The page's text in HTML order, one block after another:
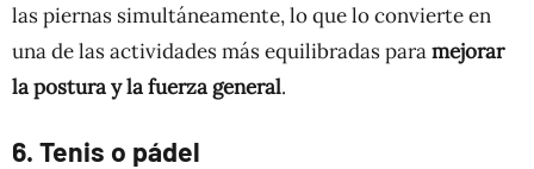
las piernas simultáneamente, lo que lo convierte en
una de las actividades más equilibradas paramejorar
la postura y la fuerza general.
6. Tenis o pádel